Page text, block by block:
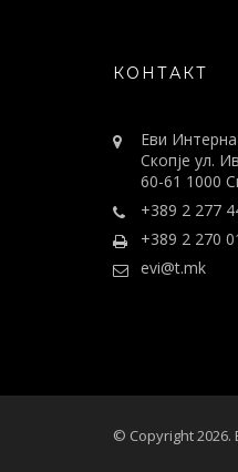
КОНТАКТ
Еви
Скопје ул.
60-61 1000
+389 2 277
+389 2 270
evi@t.mk
© Copyright 2026.